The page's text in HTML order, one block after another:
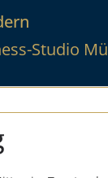
Studio